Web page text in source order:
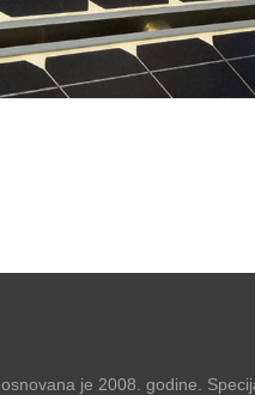
osnovana je 2008. godine.